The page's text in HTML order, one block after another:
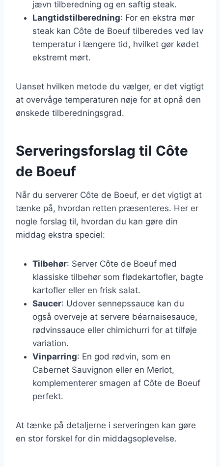
jævn tilberedning og en saftig steak.
Langtidstilberedning: For en ekstra mør
steak kan Côte de Boeuf tilberedes ved lav
temperatur i længere tid, hvilket gør kødet
ekstremt mørt.
Uanset hvilken metode du vælger, er det vigtigt
at overvåge temperaturen nøje for at opnå den
ønskede tilberedningsgrad.
Serveringsforslag til Côte
de Boeuf
Når du serverer Côte de Boeuf, er det vigtigt at
tænke på, hvordan retten præsenteres. Her er
nogle forslag til, hvordan du kan gøre din
middag ekstra speciel:
Tilbehør: Server Côte de Boeuf med
klassiske tilbehør som flødekartofler, bagte
kartofler eller en frisk salat.
Saucer: Udover sennepssauce kan du
også overveje at servere béarnaisesauce,
rødvinssauce eller chimichurri for at tilføje
variation.
Vinparring: En god rødvin, som en
Cabernet Sauvignon eller en Merlot,
komplementerer smagen af Côte de Boeuf
perfekt.
At tænke på detaljerne i serveringen kan gøre
en stor forskel for din middagsoplevelse.